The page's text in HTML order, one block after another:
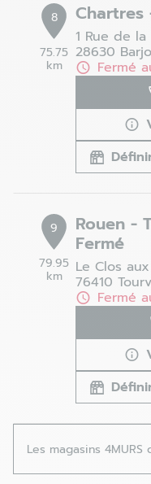
8
75.75
km
Chartres
1 Rue de la
28630
Fermé
9
79.95
km
Rouen -
Fermé
Le Clos
76410
Fermé
Les magasins